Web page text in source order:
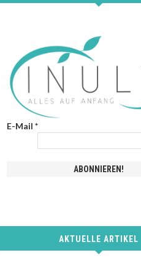
E-Mail *
AKTUELLE ARTIKEL